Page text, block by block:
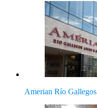
Amerian Río